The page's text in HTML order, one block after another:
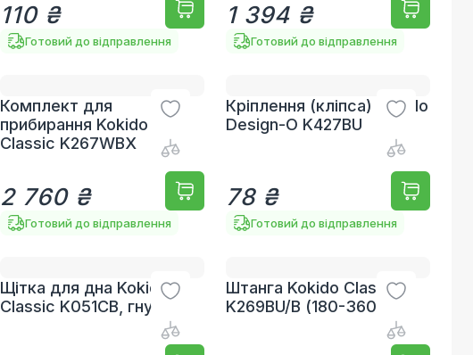
110 ₴
Готовий до відправлення
1 394 ₴
Готовий до відправлення
Комплект для
прибирання Kokido
Classic K267WBX
2 760 ₴
Готовий до відправлення
Кріплення (кліпса) Kokido
Design-O K427BU
78 ₴
Готовий до відправлення
Щітка для дна Kokido
Classic K051CB, гнучка
Штанга Kokido Classic
K269BU/B (180-360 см)